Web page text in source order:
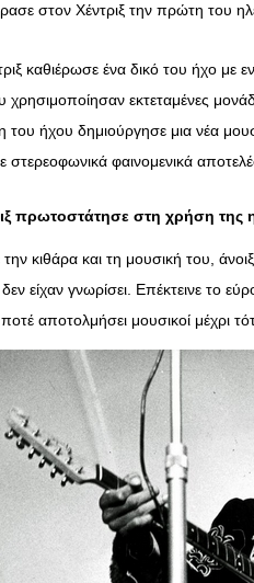
στον Χέντριξ την πρώτη του
καθιέρωσε ένα δικό του ήχο
χρησιμοποίησαν εκτεταμένες
ήχου δημιούργησε μια νέα
στερεοφωνικά φαινομενικά
πρωτοστάτησε στη χρήση της
την κιθάρα και τη μουσική του,
δεν είχαν γνωρίσει. Επέκτεινε το
αποτολμήσει μουσικοί μέχρι